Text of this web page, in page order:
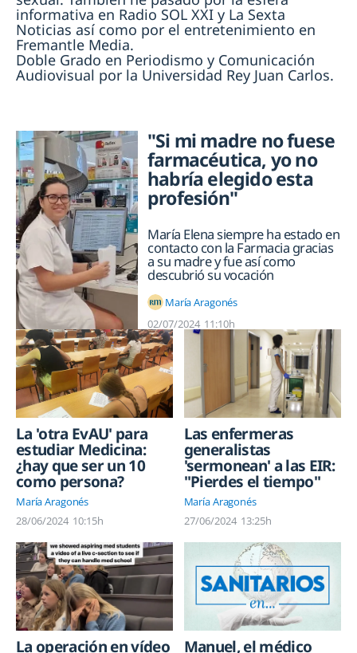
informativa en Radio SOL XXI y La Sexta
Noticias así como por el entretenimiento en
Fremantle Media.
Doble Grado en Periodismo y Comunicación
Audiovisual por la Universidad Rey Juan Carlos.
"Si mi madre no fuese
farmacéutica, yo no
habría elegido esta
profesión"
María Elena siempre ha estado en
contacto con la Farmacia gracias
a su madre y fue así como
descubrió su vocación
María Aragonés
02/07/2024 11:10h
La 'otra EvAU' para
estudiar Medicina:
¿hay que ser un 10
como persona?
María Aragonés
28/06/2024 10:15h
Las enfermeras
generalistas
'sermonean' a las EIR:
"Pierdes el tiempo"
María Aragonés
27/06/2024 13:25h
La operación en vídeo Manuel, el médico